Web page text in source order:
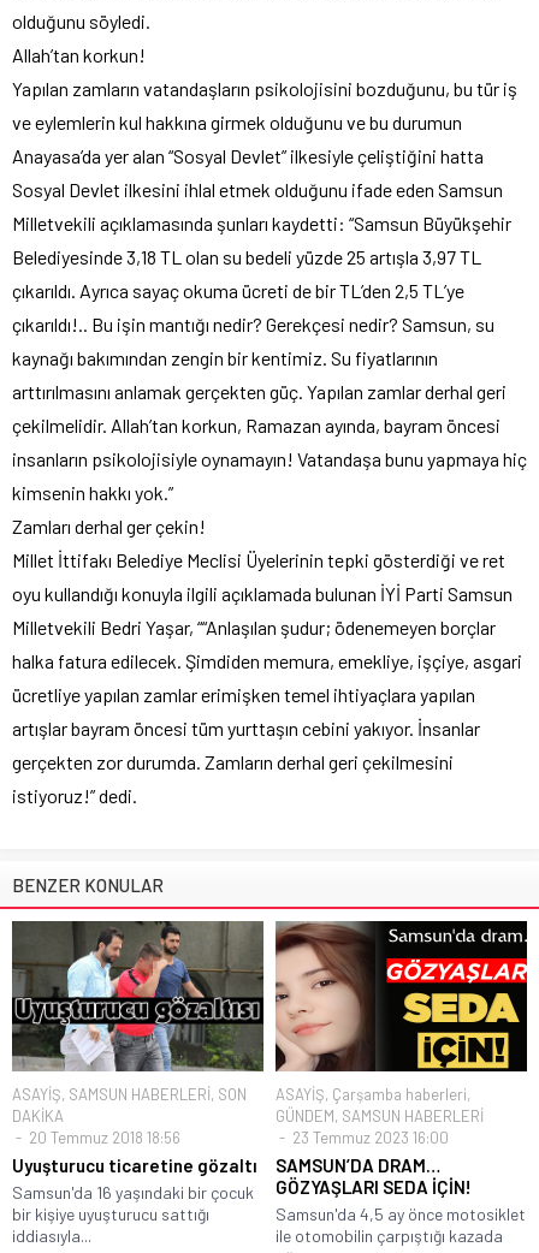
olduğunu söyledi.
Allah’tan korkun!
Yapılan zamların vatandaşların psikolojisini bozduğunu, bu tür iş
ve eylemlerin kul hakkına girmek olduğunu ve bu durumun
Anayasa’da yer alan “Sosyal Devlet” ilkesiyle çeliştiğini hatta
Sosyal Devlet ilkesini ihlal etmek olduğunu ifade eden Samsun
Milletvekili açıklamasında şunları kaydetti: “Samsun Büyükşehir
Belediyesinde 3,18 TL olan su bedeli yüzde 25 artışla 3,97 TL
çıkarıldı. Ayrıca sayaç okuma ücreti de bir TL’den 2,5 TL’ye
çıkarıldı!.. Bu işin mantığı nedir? Gerekçesi nedir? Samsun, su
kaynağı bakımından zengin bir kentimiz. Su fiyatlarının
arttırılmasını anlamak gerçekten güç. Yapılan zamlar derhal geri
çekilmelidir. Allah’tan korkun, Ramazan ayında, bayram öncesi
insanların psikolojisiyle oynamayın! Vatandaşa bunu yapmaya hiç
kimsenin hakkı yok.”
Zamları derhal ger çekin!
Millet İttifakı Belediye Meclisi Üyelerinin tepki gösterdiği ve ret
oyu kullandığı konuyla ilgili açıklamada bulunan İYİ Parti Samsun
Milletvekili Bedri Yaşar, ““Anlaşılan şudur; ödenemeyen borçlar
halka fatura edilecek. Şimdiden memura, emekliye, işçiye, asgari
ücretliye yapılan zamlar erimişken temel ihtiyaçlara yapılan
artışlar bayram öncesi tüm yurttaşın cebini yakıyor. İnsanlar
gerçekten zor durumda. Zamların derhal geri çekilmesini
istiyoruz!” dedi.
BENZER KONULAR
ASAYİŞ, SAMSUN HABERLERİ, SON
DAKİKA
20 Temmuz 2018 18:56
Uyuşturucu ticaretine gözaltı
Samsun'da 16 yaşındaki bir çocuk
bir kişiye uyuşturucu sattığı
iddiasıyla...
ASAYİŞ, Çarşamba haberleri,
GÜNDEM, SAMSUN HABERLERİ
23 Temmuz 2023 16:00
SAMSUN’DA DRAM…
GÖZYAŞLARI SEDA İÇİN!
Samsun'da 4,5 ay önce motosiklet
ile otomobilin çarpıştığı kazada